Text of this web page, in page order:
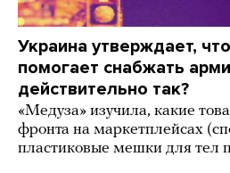
Украина утверждает,
помогает снабжать
действительно так?
«Медуза» изучила, какие
фронта на маркетплейсах
пластиковые мешки для тел